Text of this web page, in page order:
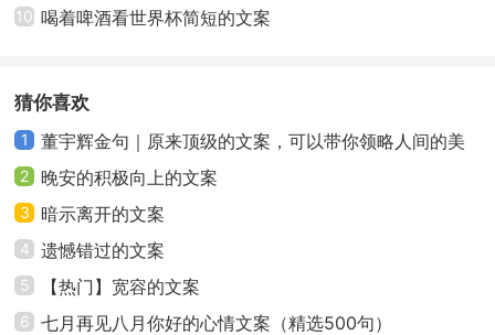
25、健康生活，从我做起。
康。
27、为您的健康着想。
28、关爱生命、关爱健康、服务大众。
29、定期体检，早诊早治。
30、医德医风、构建和谐医患关系。
10 喝着啤酒看世界杯简短的文案
猜你喜欢
1
董宇辉金句｜原来顶级的文案，可以带你领略人间的美
好
2 晚安的积极向上的文案
3 暗示离开的文案
4 遗憾错过的文案
5 【热门】宽容的文案
6 七月再见八月你好的心情文案（精选500句）